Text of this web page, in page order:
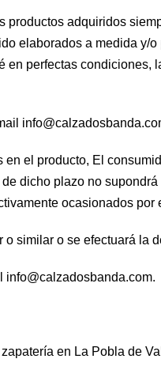
adquiridos
elaborados a medida
perfectas
el producto, El
dicho plazo no
ocasionados por
similar o se efectuará la
info@calzadosbanda.com.
en La Pobla de